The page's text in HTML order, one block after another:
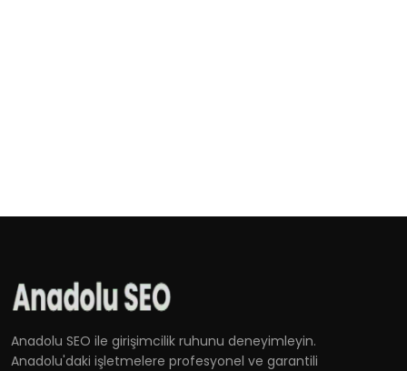
Anadolu SEO ile girişimcilik ruhunu deneyimleyin.
Anadolu'daki işletmelere profesyonel ve garantili